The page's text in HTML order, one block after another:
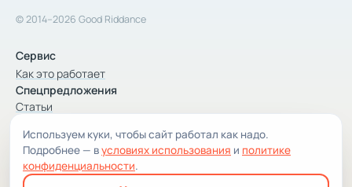
© 2014–2026 Good Riddance
Сервис
Как это работает
Спецпредложения
Статьи
Компания
Компания и контакты
Условия использования
Используем куки, чтобы сайт работал как надо.
Подробнее — вусловиях использования и политике
конфиденциальности.